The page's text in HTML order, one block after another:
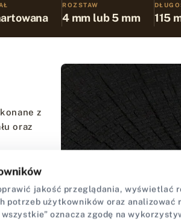
ROZSTAW
4 mm lub 5 mm 115
z
oraz
pracę
zapewniają
jakość przeglądania, wyświetlać
potrzeb użytkowników oraz analizować
oznacza zgodę na